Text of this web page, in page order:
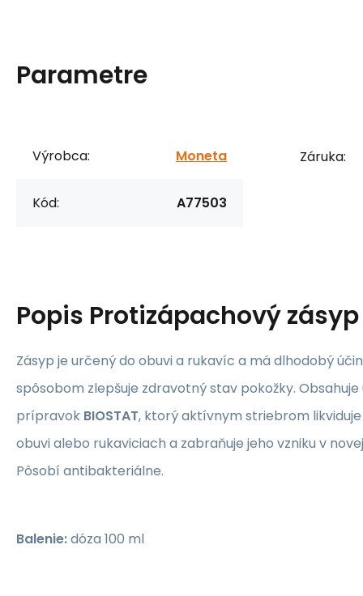
Parametre
Výrobca: Moneta
Kód: A77503
Záruka:
Popis Protizápachový zásyp
Zásyp je určený do obuvi a rukavíc a má dlhodobý
spôsobom zlepšuje zdravotný stav pokožky.
prípravok BIOSTAT, ktorý aktívnym striebrom
obuvi alebo rukaviciach a zabraňuje jeho vzniku v
Pôsobí antibakteriálne.
Balenie:dóza 100 ml